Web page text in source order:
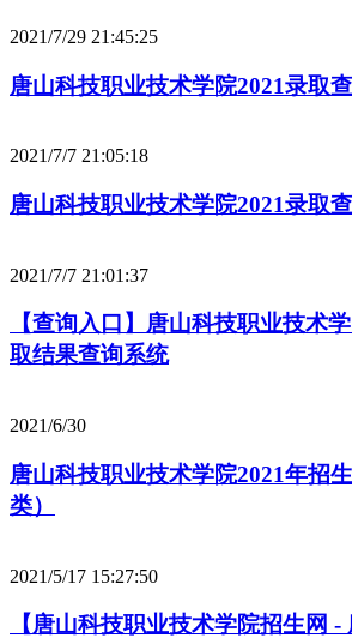
2021/7/29 21:45:25
唐山科技职业技术学院2021录取
2021/7/7 21:05:18
唐山科技职业技术学院2021录取
2021/7/7 21:01:37
【查询入口】唐山科技职业技术
取结果查询系统
2021/6/30
唐山科技职业技术学院2021年招
类）
2021/5/17 15:27:50
【唐山科技职业技术学院招生网